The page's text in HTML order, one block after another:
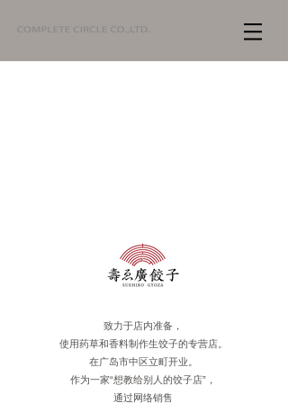
致力于店内准备，
使用药草和香料制作生饺子的专营店。
在广岛市中区立町开业。
作为一家“想教给别人的饺子店”，
通过网络销售